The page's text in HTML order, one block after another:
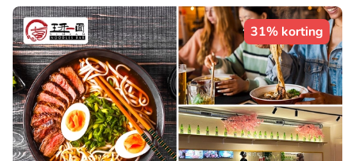
31% korting